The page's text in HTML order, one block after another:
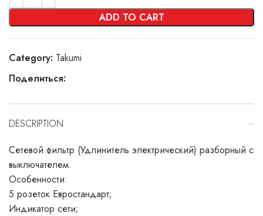
ADD TO CART
Category: Takumi
Поделиться:
DESCRIPTION
Сетевой фильтр (Удлинитель электрический) разборный с
выключателем.
Особенности:
5 розеток Евростандарт;
Индикатор сети;